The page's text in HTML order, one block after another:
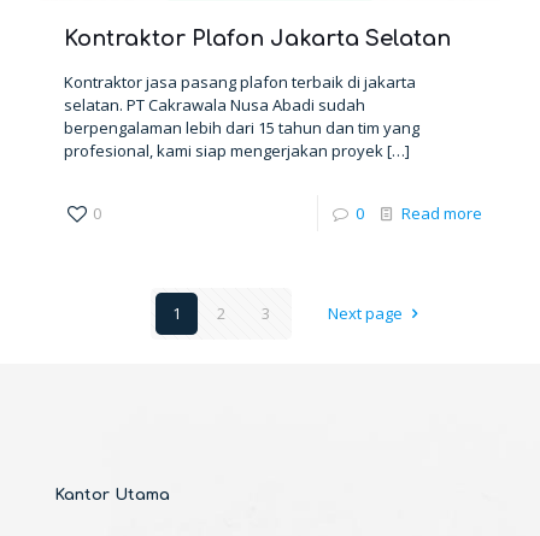
Kontraktor Plafon Jakarta Selatan
Kontraktor jasa pasang plafon terbaik di jakarta
selatan. PT Cakrawala Nusa Abadi sudah
berpengalaman lebih dari 15 tahun dan tim yang
profesional, kami siap mengerjakan proyek[…]
0 0 Read more
1 2 3 Next page
Kantor Utama